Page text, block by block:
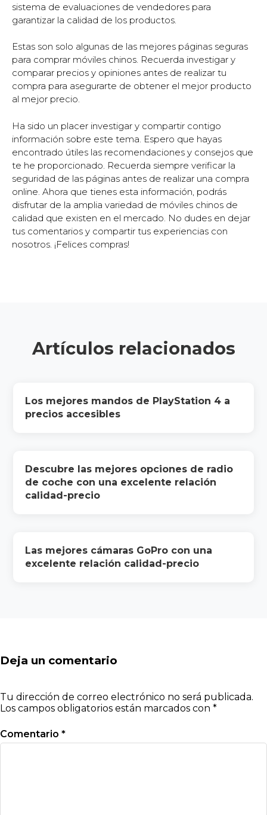
sistema de evaluaciones de vendedores para
garantizar la calidad de los productos.
Estas son solo algunas de las mejores páginas seguras
para comprar móviles chinos. Recuerda investigar y
comparar precios y opiniones antes de realizar tu
compra para asegurarte de obtener el mejor producto
al mejor precio.
Ha sido un placer investigar y compartir contigo
información sobre este tema. Espero que hayas
encontrado útiles las recomendaciones y consejos que
te he proporcionado. Recuerda siempre verificar la
seguridad de las páginas antes de realizar una compra
online. Ahora que tienes esta información, podrás
disfrutar de la amplia variedad de móviles chinos de
calidad que existen en el mercado. No dudes en dejar
tus comentarios y compartir tus experiencias con
nosotros. ¡Felices compras!
Artículos relacionados
Los mejores mandos de PlayStation 4 a
precios accesibles
Descubre las mejores opciones de radio
de coche con una excelente relación
calidad-precio
Las mejores cámaras GoPro con una
excelente relación calidad-precio
Deja un comentario
Tu dirección de correo electrónico no será publicada.
Los campos obligatorios están marcados con *
Comentario *